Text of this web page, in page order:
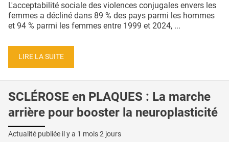
L'acceptabilité sociale des violences conjugales envers les
femmes a décliné dans 89 % des pays parmi les hommes
et 94 % parmi les femmes entre 1999 et 2024, ...
LIRE LA SUITE
SCLÉROSE en PLAQUES : La marche
arrière pour booster la neuroplasticité
Actualité publiée il y a 1 mois 2 jours